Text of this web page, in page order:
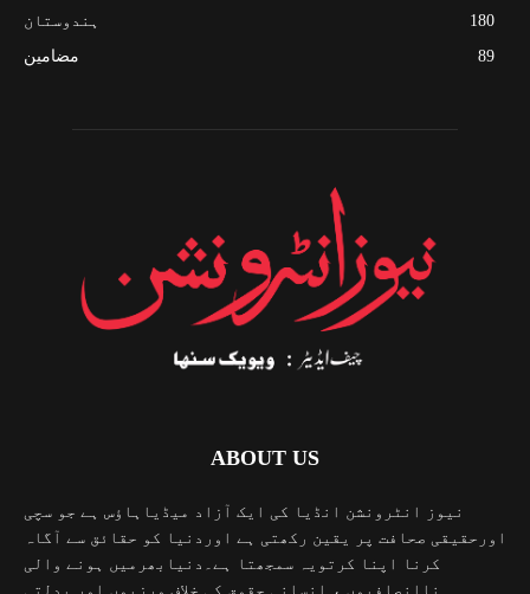
ہندوستان
180
مضامین
89
ABOUT US
نیوز انٹرونشن انڈیا کی ایک آزاد میڈیاہاؤس ہے جو سچی
اورحقیقی صحافت پر یقین رکھتی ہے اوردنیا کو حقائق سے آگاہ
کرنا اپنا کرتویہ سمجھتا ہے۔دنیابھرمیں ہونے والی
ناانصافیوں ، انسانی حقوق کی خلاف ورزیوں اور بدلتی